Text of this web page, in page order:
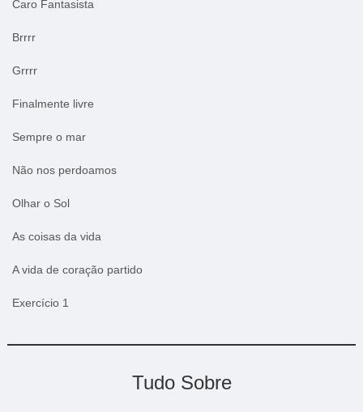
Caro Fantasista
Brrrr
Grrrr
Finalmente livre
Sempre o mar
Não nos perdoamos
Olhar o Sol
As coisas da vida
A vida de coração partido
Exercício 1
Tudo Sobre